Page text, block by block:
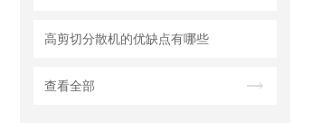
高剪切分散机的优缺点有哪些
查看全部